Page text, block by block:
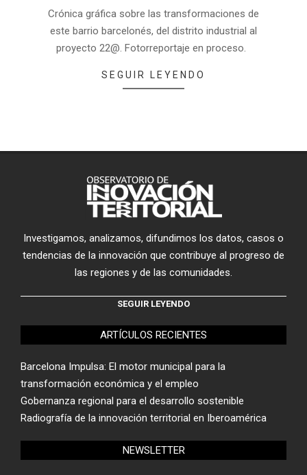
01-
29
Crónica gráfica sobre las transformaciones de
este barrio barcelonés, del distrito industrial al
proyecto 22@. Fotorreportaje en proceso.
SEGUIR LEYENDO
Investigamos, analizamos, difundimos los datos, casos o
tendencias de la innovación que contribuye al progreso de
las regiones y de las comunidades.
SEGUIR LEYENDO
ARTÍCULOS RECIENTES
Barcelona Impulsa: El motor municipal para la
transformación económica y el empleo
Gobernanza regional para el desarrollo sostenible
Radiografía de la innovación territorial en Iberoamérica
NEWSLETTER